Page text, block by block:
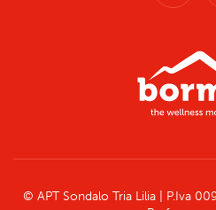
© APT Sondalo Tria Lilia | P.Iva